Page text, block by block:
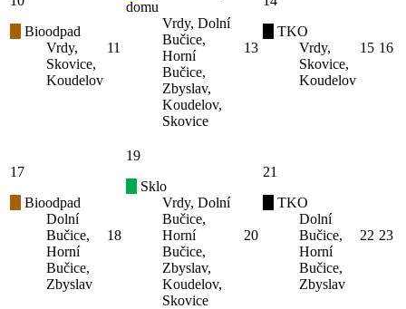
Bioodpad
Vrdy,
Skovice,
Koudelov
11
domu
Vrdy, Dolní
Bučice,
Horní
Bučice,
Zbyslav,
Koudelov,
Skovice
13
TKO
Vrdy,
Skovice,
Koudelov
15 16
17
Bioodpad
Dolní
Bučice,
Horní
Bučice,
Zbyslav
18
19
Sklo
Vrdy, Dolní
Bučice,
Horní
Bučice,
Zbyslav,
Koudelov,
Skovice
20
21
TKO
Dolní
Bučice,
Horní
Bučice,
Zbyslav
22 23